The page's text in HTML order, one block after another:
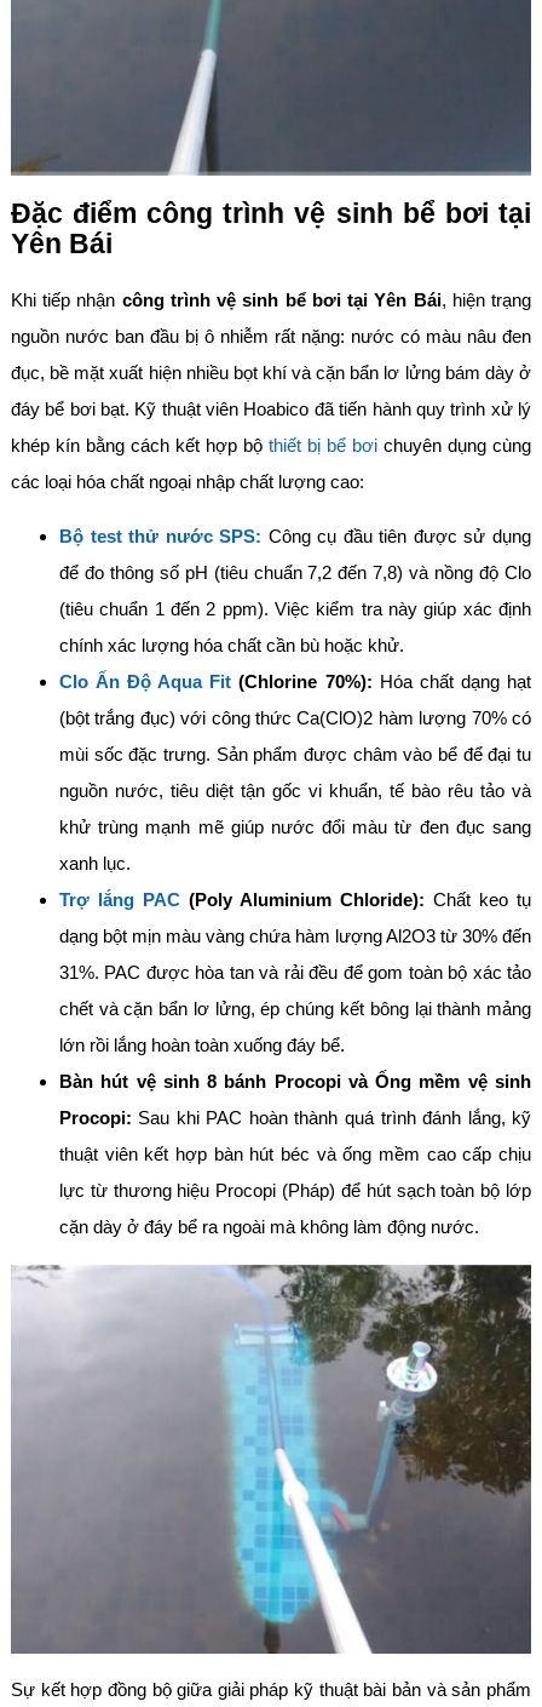
Đặc điểm công trình vệ sinh bể bơi tại
Yên Bái
Khi tiếp nhận công trình vệ sinh bể bơi tại Yên Bái, hiện trạng
nguồn nước ban đầu bị ô nhiễm rất nặng: nước có màu nâu đen
đục, bề mặt xuất hiện nhiều bọt khí và cặn bẩn lơ lửng bám dày ở
đáy bể bơi bạt. Kỹ thuật viên Hoabico đã tiến hành quy trình xử lý
khép kín bằng cách kết hợp bộ thiết bị bể bơi chuyên dụng cùng
các loại hóa chất ngoại nhập chất lượng cao:
Bộ test thử nước SPS: Công cụ đầu tiên được sử dụng
để đo thông số pH (tiêu chuẩn 7,2 đến 7,8) và nồng độ Clo
(tiêu chuẩn 1 đến 2 ppm). Việc kiểm tra này giúp xác định
chính xác lượng hóa chất cần bù hoặc khử.
Clo Ấn Độ Aqua Fit (Chlorine 70%): Hóa chất dạng hạt
(bột trắng đục) với công thức Ca(ClO)2 hàm lượng 70% có
mùi sốc đặc trưng. Sản phẩm được châm vào bể để đại tu
nguồn nước, tiêu diệt tận gốc vi khuẩn, tế bào rêu tảo và
khử trùng mạnh mẽ giúp nước đổi màu từ đen đục sang
xanh lục.
Trợ lắng PAC(Poly Aluminium Chloride): Chất keo tụ
dạng bột mịn màu vàng chứa hàm lượng Al2O3 từ 30% đến
31%. PAC được hòa tan và rải đều để gom toàn bộ xác tảo
chết và cặn bẩn lơ lửng, ép chúng kết bông lại thành mảng
lớn rồi lắng hoàn toàn xuống đáy bể.
Bàn hút vệ sinh 8 bánh Procopi và Ống mềm vệ sinh
Procopi: Sau khi PAC hoàn thành quá trình đánh lắng, kỹ
thuật viên kết hợp bàn hút béc và ống mềm cao cấp chịu
lực từ thương hiệu Procopi (Pháp) để hút sạch toàn bộ lớp
cặn dày ở đáy bể ra ngoài mà không làm động nước.
Sự kết hợp đồng bộ giữa giải pháp kỹ thuật bài bản và sản phẩm